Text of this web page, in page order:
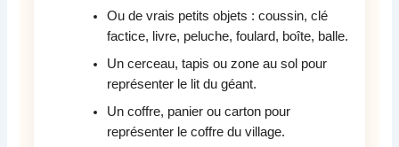
Ou de vrais petits objets : coussin, clé
factice, livre, peluche, foulard, boîte, balle.
Un cerceau, tapis ou zone au sol pour
représenter le lit du géant.
Un coffre, panier ou carton pour
représenter le coffre du village.